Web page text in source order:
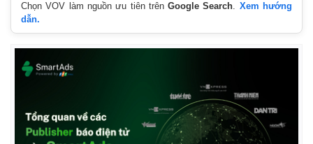
Kinh tế
Bất động sản
Tiêu dùng
Tỷ giá
Chứng khoán
Giá cà phê
Chọn VOV làm nguồn ưu tiên trênGoogle Search. Xem hướng
dẫn.